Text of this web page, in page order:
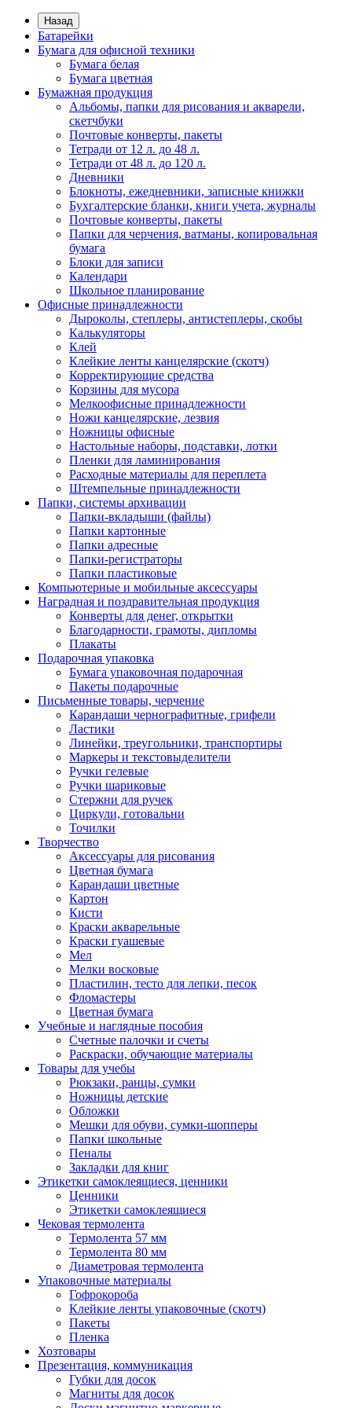
Назад
Батарейки
Бумага для офисной техники
Бумага белая
Бумага цветная
Бумажная продукция
Альбомы, папки для рисования и акварели,
скетчбуки
Почтовые конверты, пакеты
Тетради от 12 л. до 48 л.
Тетради от 48 л. до 120 л.
Дневники
Блокноты, ежедневники, записные книжки
Бухгалтерские бланки, книги учета, журналы
Почтовые конверты, пакеты
Папки для черчения, ватманы, копировальная
бумага
Блоки для записи
Календари
Школьное планирование
Офисные принадлежности
Дыроколы, степлеры, антистеплеры, скобы
Калькуляторы
Клей
Клейкие ленты канцелярские (скотч)
Корректирующие средства
Корзины для мусора
Мелкоофисные принадлежности
Ножи канцелярские, лезвия
Ножницы офисные
Настольные наборы, подставки, лотки
Пленки для ламинирования
Расходные материалы для переплета
Штемпельные принадлежности
Папки, системы архивации
Папки-вкладыши (файлы)
Папки картонные
Папки адресные
Папки-регистраторы
Папки пластиковые
Компьютерные и мобильные аксессуары
Наградная и поздравительная продукция
Конверты для денег, открытки
Благодарности, грамоты, дипломы
Плакаты
Подарочная упаковка
Бумага упаковочная подарочная
Пакеты подарочные
Письменные товары, черчение
Карандаши чернографитные, грифели
Ластики
Линейки, треугольники, транспортиры
Маркеры и текстовыделители
Ручки гелевые
Ручки шариковые
Стержни для ручек
Циркули, готовальни
Точилки
Творчество
Аксессуары для рисования
Цветная бумага
Карандаши цветные
Картон
Кисти
Краски акварельные
Краски гуашевые
Мел
Мелки восковые
Пластилин, тесто для лепки, песок
Фломастеры
Цветная бумага
Учебные и наглядные пособия
Счетные палочки и счеты
Раскраски, обучающие материалы
Товары для учебы
Рюкзаки, ранцы, сумки
Ножницы детские
Обложки
Мешки для обуви, сумки-шопперы
Папки школьные
Пеналы
Закладки для книг
Этикетки самоклеящиеся, ценники
Ценники
Этикетки самоклеящиеся
Чековая термолента
Термолента 57 мм
Термолента 80 мм
Диаметровая термолента
Упаковочные материалы
Гофрокороба
Клейкие ленты упаковочные (скотч)
Пакеты
Пленка
Хозтовары
Презентация, коммуникация
Губки для досок
Магниты для досок